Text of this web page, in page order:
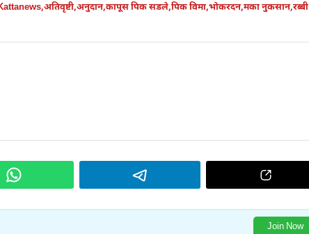
,अतिवृष्टी,अनुदान,कापूस पिक सडले,पिक विमा,भोकरदन,मका नुकसान,रब्बी
Join Now